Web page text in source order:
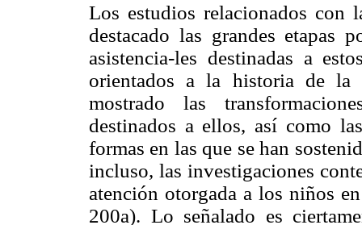
Los estudios relacionados con
destacado las grandes etapas
asistencia-les destinadas a
orientados a la historia de la
mostrado las
destinados a ellos, así como
formas en las que se han
incluso, las investigaciones
atención otorgada a los niños
200a). Lo señalado es